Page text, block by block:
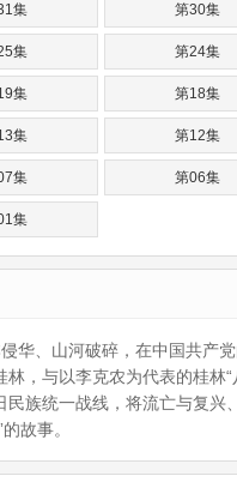
集 第30集
集 第24集
集 第18集
集 第12集
集 第06集
集
华、山河破碎，在中国共产
，与以李克农为代表的桂
民族统一战线，将流亡与复
故事。